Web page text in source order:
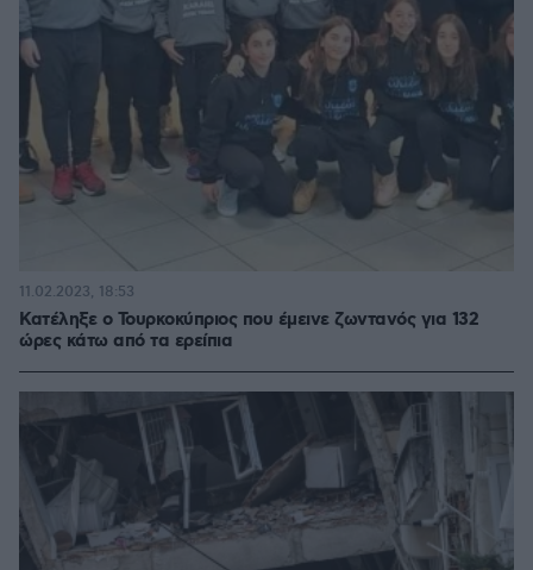
Κατέληξε ο Τουρκοκύπριος που έμεινε ζωντανός για 132
ώρες κάτω από τα ερείπια
11.02.2023, 18:53